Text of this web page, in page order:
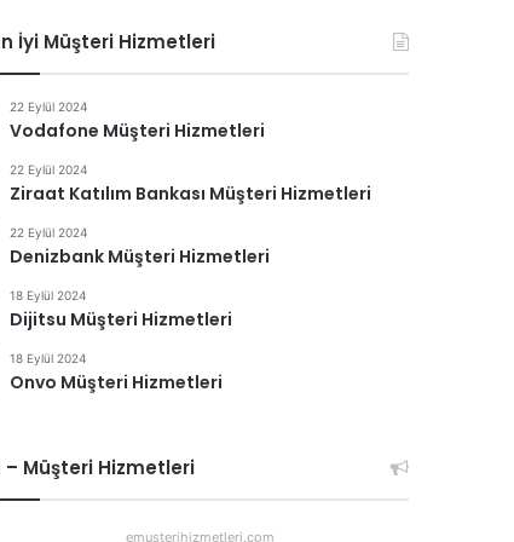
İyi Müşteri Hizmetleri
22 Eylül 2024
Vodafone Müşteri Hizmetleri
22 Eylül 2024
Ziraat Katılım Bankası Müşteri Hizmetleri
22 Eylül 2024
Denizbank Müşteri Hizmetleri
18 Eylül 2024
Dijitsu Müşteri Hizmetleri
18 Eylül 2024
Onvo Müşteri Hizmetleri
– Müşteri Hizmetleri
emusterihizmetleri.com